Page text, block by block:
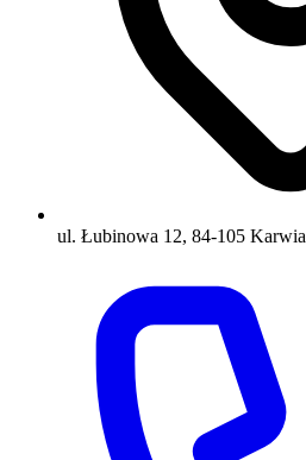
ul. Łubinowa 12, 84-105 Karwia